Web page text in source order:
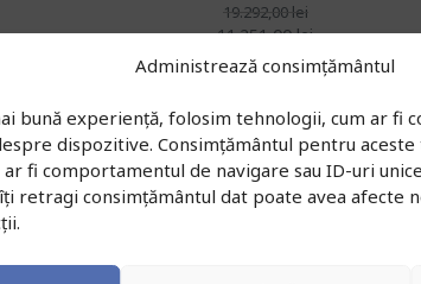
Administrează consimțământul
bună experiență, folosim tehnologii, cum ar fi
dispozitive. Consimțământul pentru
fi comportamentul de navigare sau ID-uri
retragi consimțământul dat poate avea afecte
19.292,00 lei
11.251,00lei
fără TVA